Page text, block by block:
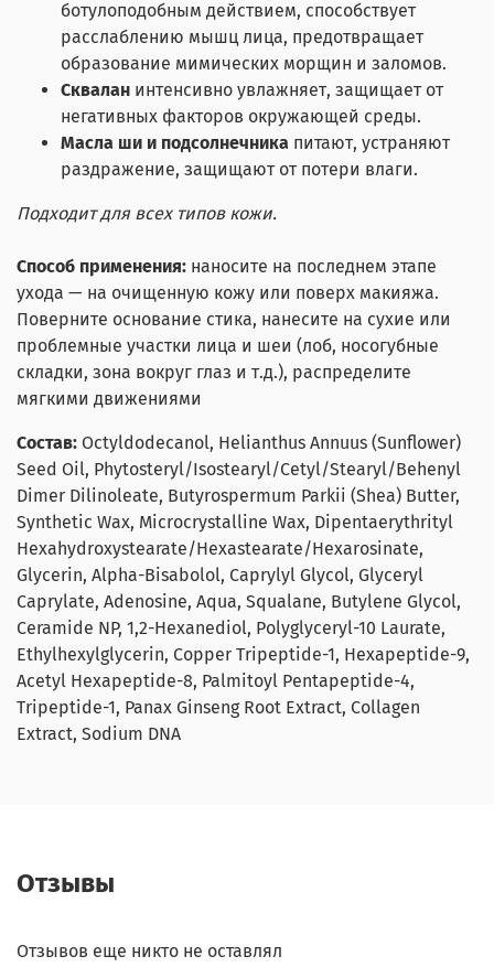
ботулоподобным действием, способствует
расслаблению мышц лица, предотвращает
образование мимических морщин и заломов.
Сквалан интенсивно увлажняет, защищает от
негативных факторов окружающей среды.
Масла ши и подсолнечника питают, устраняют
раздражение, защищают от потери влаги.
Подходит для всех типов кожи.
Способ применения: наносите на последнем этапе
ухода — на очищенную кожу или поверх макияжа.
Поверните основание стика, нанесите на сухие или
проблемные участки лица и шеи (лоб, носогубные
складки, зона вокруг глаз и т.д.), распределите
мягкими движениями
Состав: Octyldodecanol, Helianthus Annuus (Sunflower)
Seed Oil, Phytosteryl/Isostearyl/Cetyl/Stearyl/Behenyl
Dimer Dilinoleate, Butyrospermum Parkii (Shea) Butter,
Synthetic Wax, Microcrystalline Wax, Dipentaerythrityl
Hexahydroxystearate/Hexastearate/Hexarosinate,
Glycerin, Alpha-Bisabolol, Caprylyl Glycol, Glyceryl
Caprylate, Adenosine, Aqua, Squalane, Butylene Glycol,
Ceramide NP, 1,2-Hexanediol, Polyglyceryl-10 Laurate,
Ethylhexylglycerin, Copper Tripeptide-1, Hexapeptide-9,
Acetyl Hexapeptide-8, Palmitoyl Pentapeptide-4,
Tripeptide-1, Panax Ginseng Root Extract, Collagen
Extract, Sodium DNA
Отзывы
Отзывов еще никто не оставлял